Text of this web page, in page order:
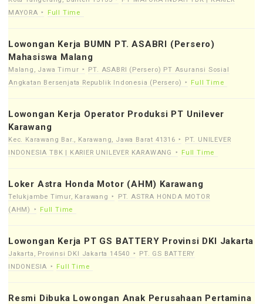
MAYORA
Full Time
Lowongan Kerja BUMN PT. ASABRI (Persero)
Mahasiswa Malang
Malang, Jawa Timur
PT. ASABRI (Persero) PT Asuransi Sosial
Angkatan Bersenjata Republik Indonesia (Persero)
Full Time
Lowongan Kerja Operator Produksi PT Unilever
Karawang
Kec. Karawang Bar., Karawang, Jawa Barat 41316
PT. UNILEVER
INDONESIA TBK | KARIER UNILEVER KARAWANG
Full Time
Loker Astra Honda Motor (AHM) Karawang
Telukjambe Timur, Karawang
PT. ASTRA HONDA MOTOR
(AHM)
Full Time
Lowongan Kerja PT GS BATTERY Provinsi DKI Jakarta
Jakarta, Provinsi DKI Jakarta 14540
PT. GS BATTERY
INDONESIA
Full Time
Resmi Dibuka Lowongan Anak Perusahaan Pertamina